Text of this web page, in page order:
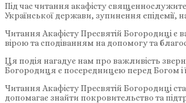
Під час читання акафісту
Української держави, зупинення епідемії,
Читання Акафісту Пресвятій Богородиці є
вірою та сподіванням на допомогу та
Ця подія нагадує нам про важливість
Богородиця є посередницею перед Богом і
Читання Акафісту Пресвятій Богородиці
допомагає знайти покровительство та